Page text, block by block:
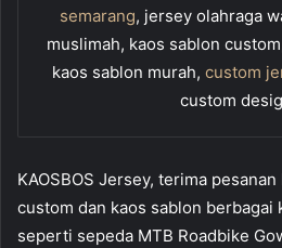
semarang, jersey olahraga
muslimah, kaos sablon
kaos sablon murah, custom
custom
KAOSBOS Jersey, terima
custom dan kaos sablon berbagai
seperti sepeda MTB Roadbike